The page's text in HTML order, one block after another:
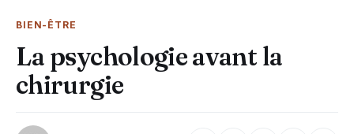
BIEN-ÊTRE
La psychologie avant la
chirurgie